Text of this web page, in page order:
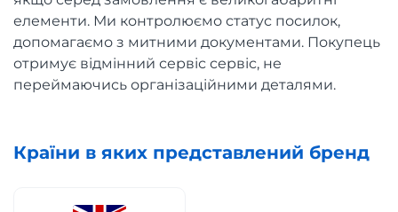
елементи. Ми контролюємо статус посилок,
допомагаємо з митними документами. Покупець
отримує відмінний сервіс сервіс, не
переймаючись організаційними деталями.
Країни в яких представлений бренд